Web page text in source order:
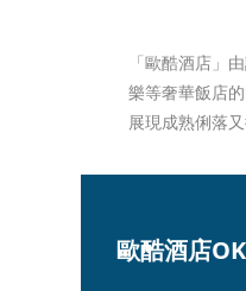
「歐酷酒店」
樂等奢華飯店
展現成熟俐落
歐酷酒店